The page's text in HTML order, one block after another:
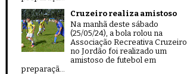
Cruzeiro realiza amistoso
Na manhã deste sábado
(25/05/24), a bola rolou na
Associação Recreativa Cruzeiro
no Jordão foi realizado um
amistoso de futebol em
preparaçã...